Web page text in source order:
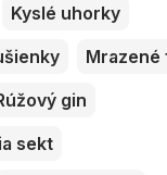
Kyslé uhorky
Mrazené
gin
sekt